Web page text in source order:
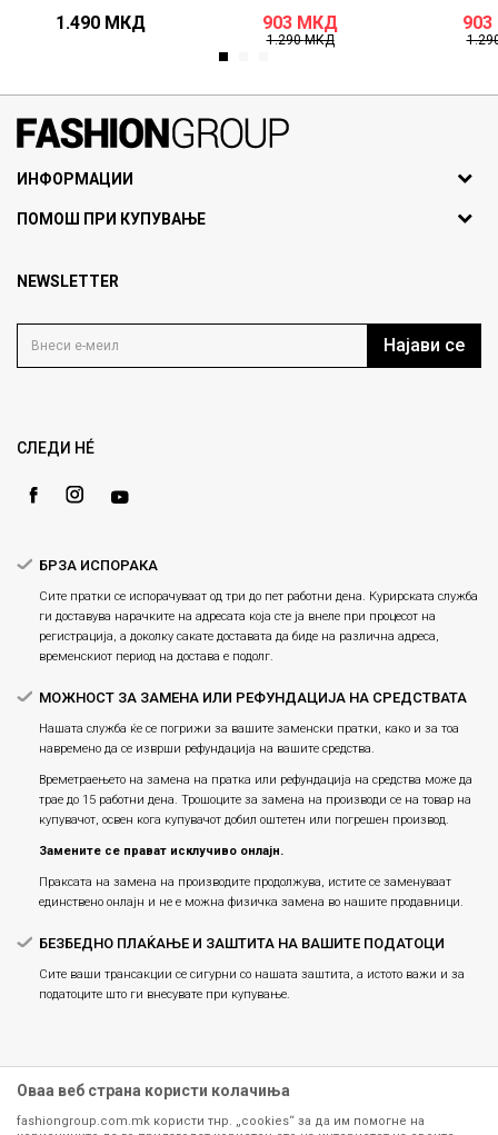
1.490 МКД 903 МКД
1.290МКД
903
1
ИНФОРМАЦИИ
За нас
Продавници
Блог
Gift Card
ПОМОШ ПРИ КУПУВАЊЕ
Политика на приватност
Како да купите
Замена и рефундација на производи
NEWSLETTER
Најави се
СЛЕДИ НÉ
БРЗА ИСПОРАКА
Сите пратки се испорачуваат од три до пет работни дена. Курирската служба
ги доставува нарачките на адресата која сте ја внеле при процесот на
регистрација, а доколку сакате доставата да биде на различна адреса,
временскиот период на достава е подолг.
МОЖНОСТ ЗА ЗАМЕНА ИЛИ РЕФУНДАЦИЈА НА СРЕДСТВАТА
Нашата служба ќе се погрижи за вашите заменски пратки, како и за тоа
навремено да се изврши рефундација на вашите средства.
Времетраењето на замена на пратка или рефундацијa на средства може да
трае до 15 работни дена. Трошоците за замена на производи се на товар на
купувачот, освен кога купувачот добил оштетен или погрешен производ.
Замените се прават исклучиво онлајн.
Праксата на замена на производите продолжува, истите се заменуваат
единствено онлајн и не е можна физичка замена во нашите продавници.
БЕЗБЕДНО ПЛАЌАЊЕ И ЗАШТИТА НА ВАШИТЕ ПОДАТОЦИ
Сите ваши трансакции се сигурни со нашата заштита, а истото важи и за
податоците што ги внесувате при купување.
Оваа веб страна користи колачиња
fashiongroup.com.mk користи тнр. „cookies“ за да им помогне на